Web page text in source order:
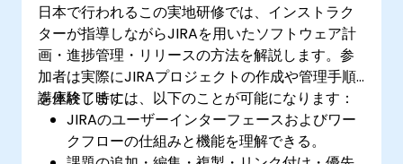
日本で行われるこの実地研修では、インストラク
ターが指導しながらJIRAを用いたソフトウェア計
画・進捗管理・リリースの方法を解説します。参
加者は実際にJIRAプロジェクトの作成や管理手順
を体験します。
講座終了時には、以下のことが可能になります：
JIRAのユーザーインターフェースおよびワー
クフローの仕組みと機能を理解できる。